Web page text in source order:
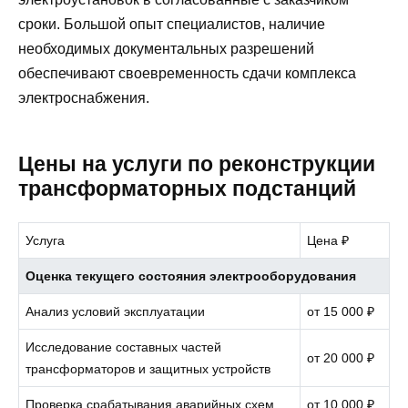
сроки. Большой опыт специалистов, наличие
необходимых документальных разрешений
обеспечивают своевременность сдачи комплекса
электроснабжения.
Цены на услуги по реконструкции
трансформаторных подстанций
Услуга Цена ₽
Оценка текущего состояния электрооборудования
Анализ условий эксплуатации от 15 000 ₽
Исследование составных частей
трансформаторов и защитных устройств
от 20 000 ₽
Проверка срабатывания аварийных схем от 10 000 ₽